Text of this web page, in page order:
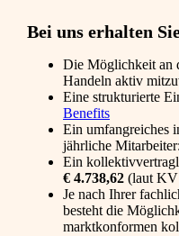
Bei uns erhalten
Die Möglichkeit an
Handeln aktiv
Eine strukturierte
Benefits
Ein umfangreiches
jährliche
Ein
€ 4.738,62 (laut
Je nach Ihrer
besteht die
marktkonformen